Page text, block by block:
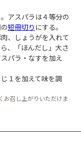
アスパラは４等分の
短冊切り にする。
、しょうがを入れて
、「ほんだし」大さ
パラ・なすを加え
１を加えて味を調
お召し上がりいただけま